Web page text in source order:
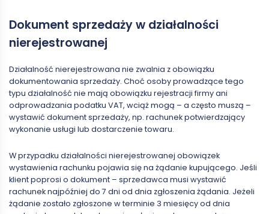
Dokument sprzedaży w działalności
nierejestrowanej
Działalność nierejestrowana nie zwalnia z obowiązku
dokumentowania sprzedaży. Choć osoby prowadzące tego
typu działalność nie mają obowiązku rejestracji firmy ani
odprowadzania podatku VAT, wciąż mogą – a często muszą –
wystawić dokument sprzedaży, np. rachunek potwierdzający
wykonanie usługi lub dostarczenie towaru.
W przypadku działalności nierejestrowanej obowiązek
wystawienia rachunku pojawia się na żądanie kupującego. Jeśli
klient poprosi o dokument – sprzedawca musi wystawić
rachunek najpóźniej do 7 dni od dnia zgłoszenia żądania. Jeżeli
żądanie zostało zgłoszone w terminie 3 miesięcy od dnia